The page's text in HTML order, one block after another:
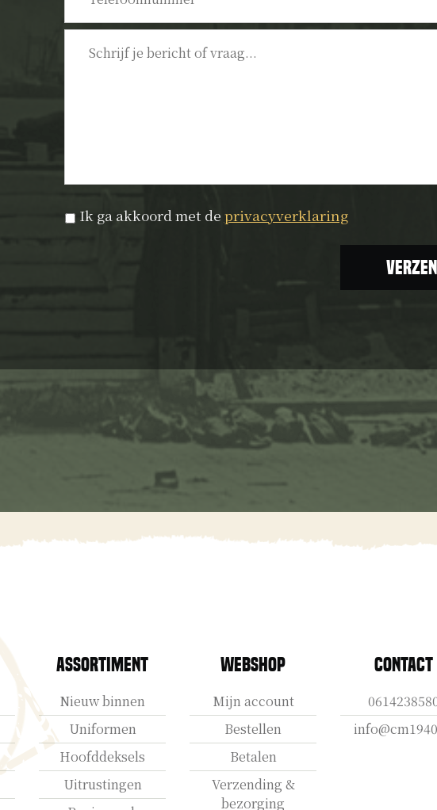
Privacyverklaring *
Ik ga akkoord met de privacyverklaring
Assortiment
Nieuw binnen
Uniformen
Hoofddeksels
Uitrustingen
Webshop
Mijn account
Bestellen
Betalen
Verzending &
bezorging
Contact